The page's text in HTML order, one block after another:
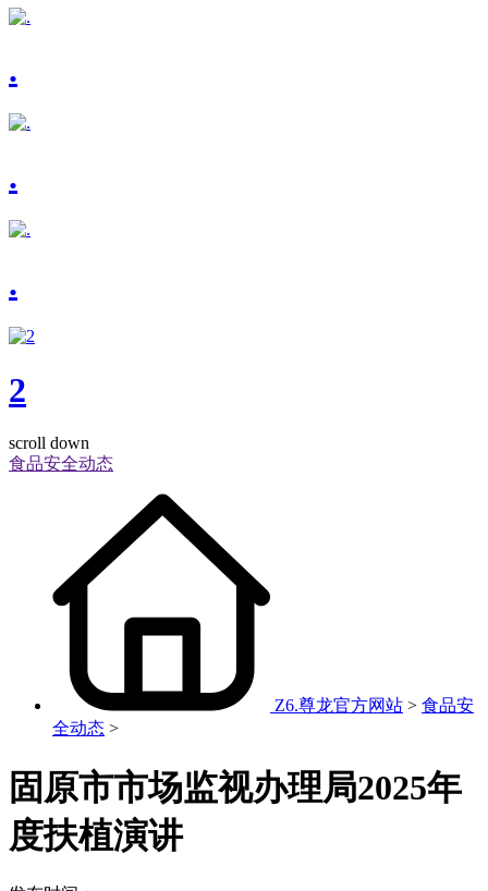
.
.
.
2
scroll down
食品安全动态
Z6.尊龙官方网站 > 食品安
全动态 >
固原市市场监视办理局2025年
度扶植演讲